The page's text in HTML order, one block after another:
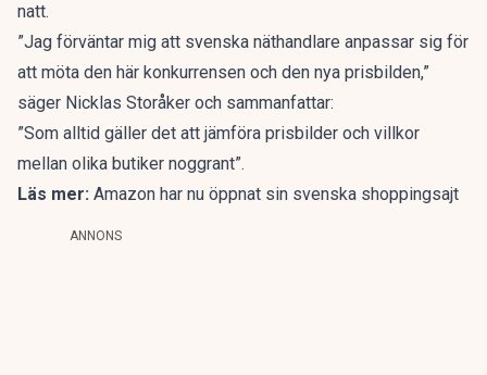
natt.
”Jag förväntar mig att svenska näthandlare anpassar sig för
att möta den här konkurrensen och den nya prisbilden,”
säger Nicklas Storåker och sammanfattar:
”Som alltid gäller det att jämföra prisbilder och villkor
mellan olika butiker noggrant”.
Läs mer: Amazon har nu öppnat sin svenska shoppingsajt
ANNONS